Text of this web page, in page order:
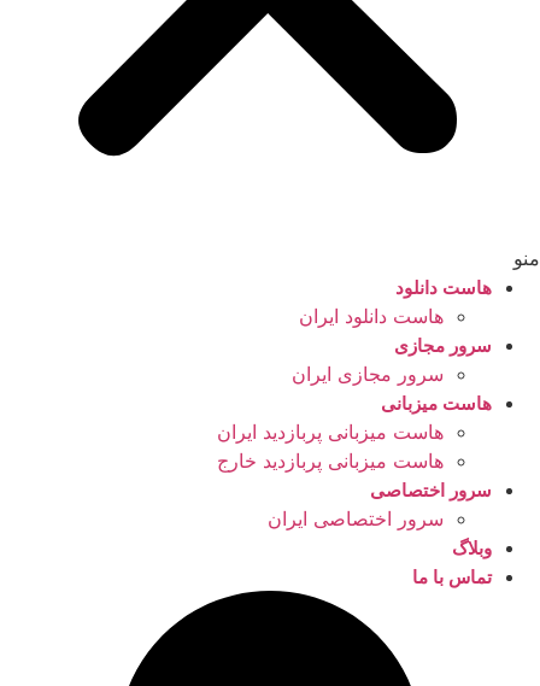
منو
هاست دانلود
هاست دانلود ایران
سرور مجازی
سرور مجازی ایران
هاست میزبانی
هاست میزبانی پربازدید ایران
هاست میزبانی پربازدید خارج
سرور اختصاصی
سرور اختصاصی ایران
وبلاگ
تماس با ما